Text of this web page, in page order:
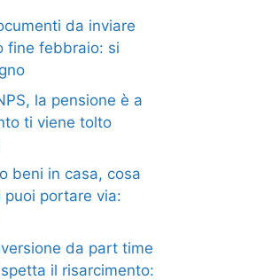
da inviare
fine febbraio: si
la pensione è a
ti viene tolto
beni in casa, cosa
puoi portare via:
da part time
il risarcimento: